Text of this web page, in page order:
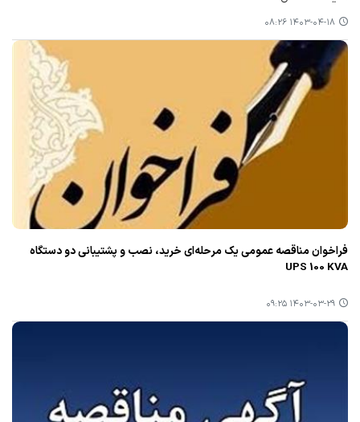
۱۴۰۳-۰۴-۱۸ ۰۸:۲۶
فراخوان مناقصه عمومی یک مرحله‌ای خرید، نصب و پشتیبانی دو دستگاه
UPS 100 KVA
۱۴۰۳-۰۳-۲۹ ۰۹:۲۵